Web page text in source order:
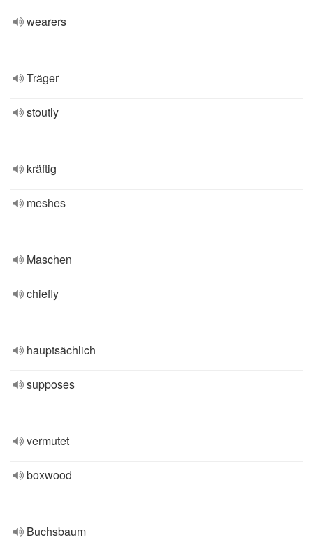
wearers
Träger
stoutly
kräftig
meshes
Maschen
chiefly
hauptsächlich
supposes
vermutet
boxwood
Buchsbaum